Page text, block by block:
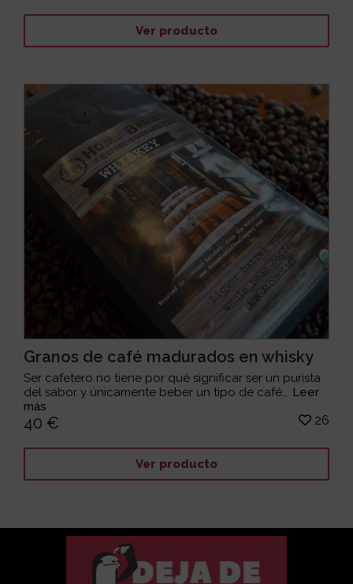
Ver producto
Granos de café madurados en whisky
Ser cafetero no tiene por qué significar ser un purista
del sabor y únicamente beber un tipo de café... Leer
más
40 € 26
Ver producto